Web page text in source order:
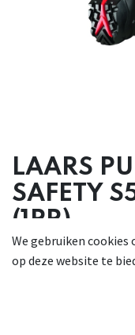
LAARS
SAFETY
(1PR)
Zwarte
(Purofort),
200J neus en
We gebruiken
op deze website te